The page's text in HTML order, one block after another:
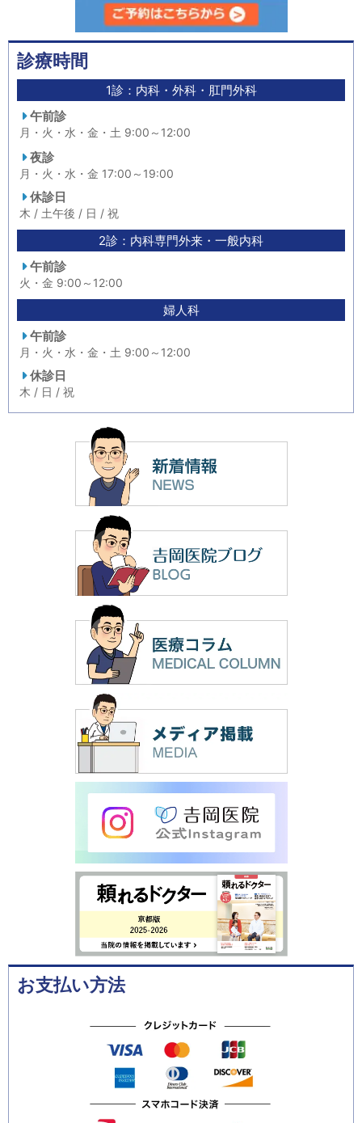
診療時間
1診：内科・外科・肛門外科
午前診
月・火・水・金・土 9:00～12:00
夜診
月・火・水・金 17:00～19:00
休診日
木 / 土午後 / 日 / 祝
2診：内科専門外来・一般内科
午前診
火・金 9:00～12:00
婦人科
午前診
月・火・水・金・土 9:00～12:00
休診日
木 / 日 / 祝
お支払い方法